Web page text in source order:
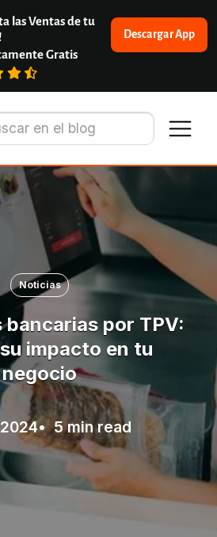
las Ventas de tu
Gratis
Descargar App
Noticias
bancarias por TPV:
impacto en tu
negocio
• 5 min read